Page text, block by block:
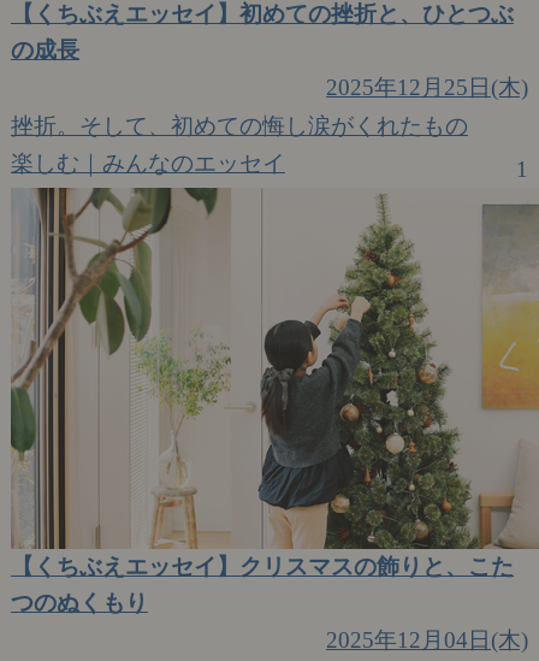
【くちぶえエッセイ】初めての挫折と、ひとつぶ
の成長
2025年12月25日(木)
挫折。そして、初めての悔し涙がくれたもの
楽しむ｜みんなのエッセイ
1
【くちぶえエッセイ】クリスマスの飾りと、こた
つのぬくもり
2025年12月04日(木)